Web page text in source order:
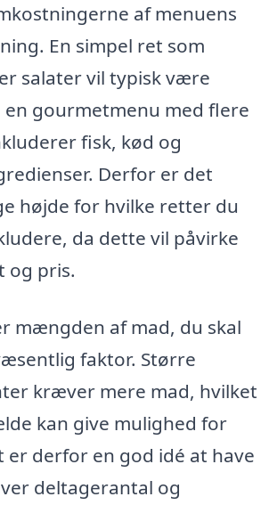
af menuens
En simpel ret som
salater vil typisk være
en gourmetmenu med flere
fisk, kød og
Derfor er det
højde for hvilke retter du
da dette vil påvirke
og pris.
mængden af mad, du skal
faktor. Større
kræver mere mad, hvilket
kan give mulighed for
er derfor en god idé at have
deltagerantal og